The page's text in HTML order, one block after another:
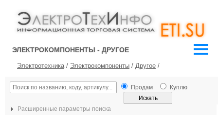
ЭЛЕКТРОКОМПОНЕНТЫ - ДРУГОЕ
Электротехника/ Электрокомпоненты / Другое /
Продам Куплю
Расширенные параметры поиска